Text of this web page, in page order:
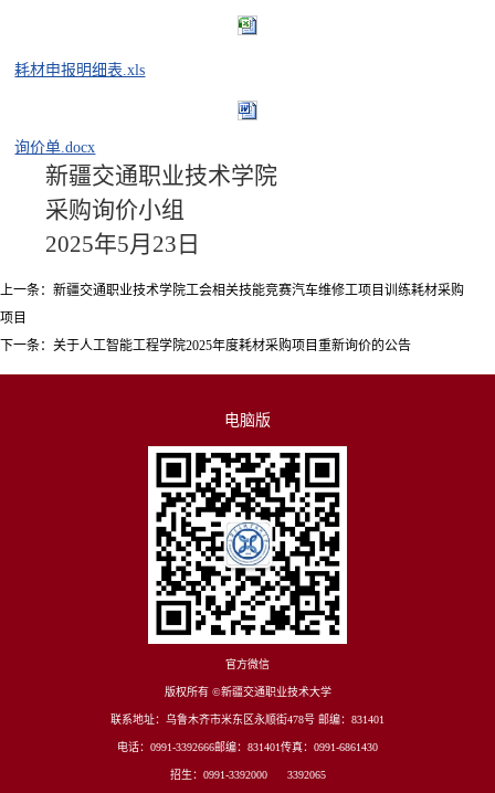
耗材申报明细表.xls
询价单.docx
新疆交通职业技术学院
采购询价小组
2025年5月23日
上一条： 新疆交通职业技术学院工会相关技能竞赛汽车维修工项目训练耗材采购
项目
下一条： 关于人工智能工程学院2025年度耗材采购项目重新询价的公告
电脑版
官方微信
版权所有 ©新疆交通职业技术大学
联系地址：乌鲁木齐市米东区永顺街478号 邮编：831401
电话：0991-3392666邮编：831401传真：0991-6861430
招生：0991-3392000 3392065